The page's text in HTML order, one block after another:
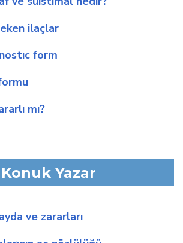
i̇laçlar
form
mi?
Konuk Yazar
ve zararlari